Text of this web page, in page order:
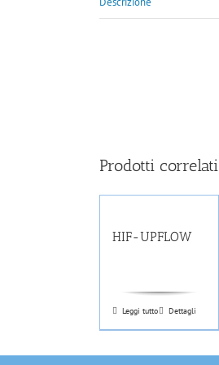
Prodotti correlati
HIF-UPFLOW
Leggi tutto Dettagli